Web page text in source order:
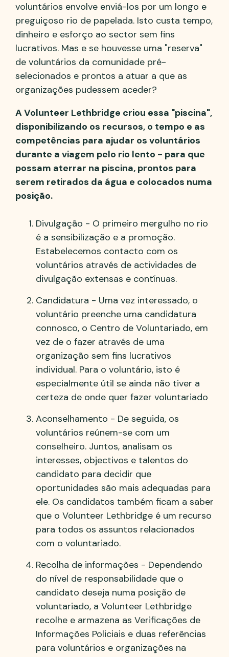
voluntários envolve enviá-los por um longo e
preguiçoso rio de papelada. Isto custa tempo,
dinheiro e esforço ao sector sem fins
lucrativos. Mas e se houvesse uma "reserva"
de voluntários da comunidade pré-
selecionados e prontos a atuar a que as
organizações pudessem aceder?
A Volunteer Lethbridge criou essa "piscina",
disponibilizando os recursos, o tempo e as
competências para ajudar os voluntários
durante a viagem pelo rio lento - para que
possam aterrar na piscina, prontos para
serem retirados da água e colocados numa
posição.
Divulgação - O primeiro mergulho no rio
é a sensibilização e a promoção.
Estabelecemos contacto com os
voluntários através de actividades de
divulgação extensas e contínuas.
Candidatura - Uma vez interessado, o
voluntário preenche uma candidatura
connosco, o Centro de Voluntariado, em
vez de o fazer através de uma
organização sem fins lucrativos
individual. Para o voluntário, isto é
especialmente útil se ainda não tiver a
certeza de onde quer fazer voluntariado
Aconselhamento - De seguida, os
voluntários reúnem-se com um
conselheiro. Juntos, analisam os
interesses, objectivos e talentos do
candidato para decidir que
oportunidades são mais adequadas para
ele. Os candidatos também ficam a saber
que o Volunteer Lethbridge é um recurso
para todos os assuntos relacionados
com o voluntariado.
Recolha de informações - Dependendo
do nível de responsabilidade que o
candidato deseja numa posição de
voluntariado, a Volunteer Lethbridge
recolhe e armazena as Verificações de
Informações Policiais e duas referências
para voluntários e organizações na